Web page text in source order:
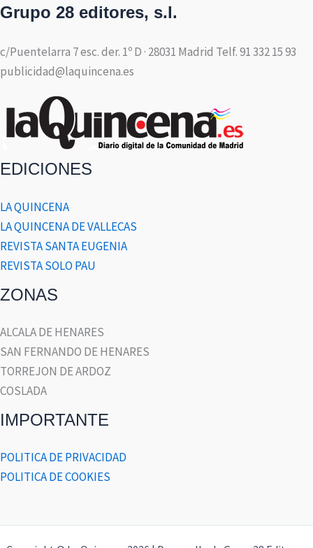
Grupo 28 editores, s.l.
c/Puentelarra 7 esc. der. 1º D · 28031 Madrid Telf. 91 332 15 93
publicidad@laquincena.es
EDICIONES
LA QUINCENA
LA QUINCENA DE VALLECAS
REVISTA SANTA EUGENIA
REVISTA SOLO PAU
ZONAS
ALCALA DE HENARES
SAN FERNANDO DE HENARES
TORREJON DE ARDOZ
COSLADA
IMPORTANTE
POLITICA DE PRIVACIDAD
POLITICA DE COOKIES